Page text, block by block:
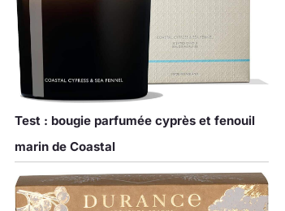
Test : bougie parfumée cyprès et fenouil
marin de Coastal